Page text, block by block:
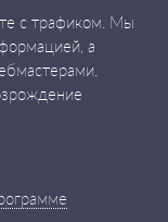
с трафиком. Мы
а